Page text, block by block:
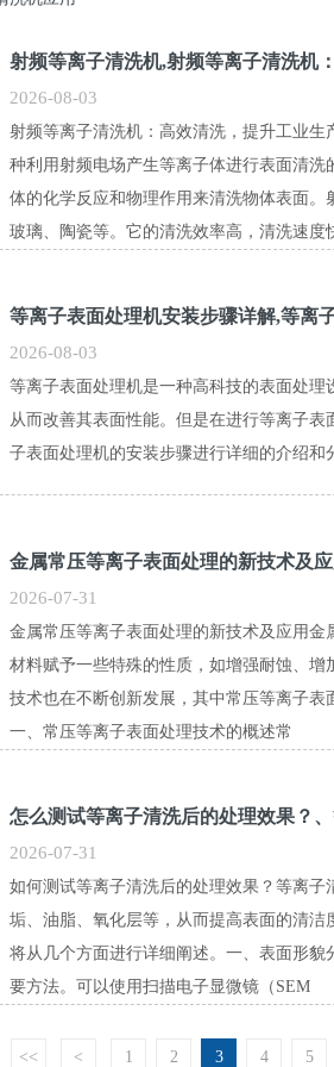
射频等离子清洗机,射频等离子清洗机
2026-08-03
射频等离子清洗机：高效清洗，提升工业
种利用射频电场产生等离子体进行表面清
体的化学反应和物理作用来清洗物体表面。
玻璃、陶瓷等。它的清洗效率高，清洗速度
等离子表面处理机安装步骤详解,等离
2026-08-03
等离子表面处理机是一种高科技的表面处理
从而改善其表面性能。但是在进行等离子
子表面处理机的安装步骤进行详细的介绍和
金属常压等离子表面处理的新技术及应
2026-07-31
金属常压等离子表面处理的新技术及应用
材料赋予一些特殊的性质，如增强耐蚀、
技术也在不断创新发展，其中常压等离子表
一、常压等离子表面处理技术的概述常
怎么测试等离子清洗后的处理效果？
2026-07-31
如何测试等离子清洗后的处理效果？等离
垢、油脂、氧化层等，从而提高表面的清
将从几个方面进行详细阐述。一、表面形
要方法。可以使用扫描电子显微镜（SEM
<< < 1 2 3 4 5